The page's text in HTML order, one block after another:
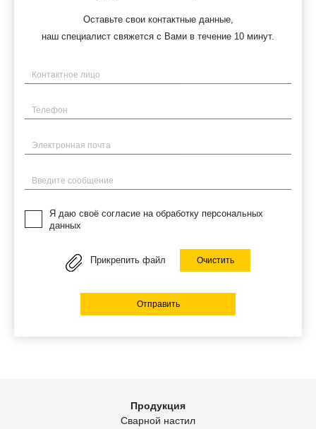
Оставьте свои контактные данные,
наш специалист свяжется с Вами в течение 10 минут.
Имя
Телефон
Электронная почта
Введите сообщение
Я даю своё согласие на обработку персональных
данных
Прикрепить файл Очистить
Отправить
Продукция
Сварной настил